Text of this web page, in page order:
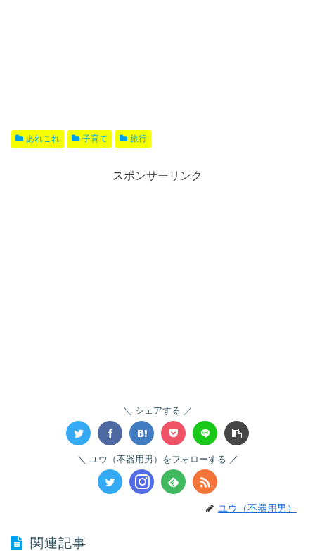
あれこれ 子育て 旅行
スポンサーリンク
シェアする
ユウ（不器用男）をフォローする
ユウ（不器用男）
関連記事